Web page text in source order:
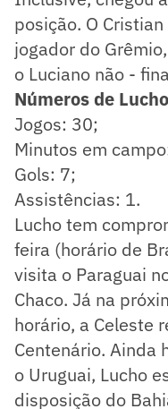
posição. O
jogador do
o Luciano não -
Números de
Jogos: 30;
Minutos em
Gols: 7;
Assistências: 1.
Lucho tem
feira (horário de
visita o Paraguai
Chaco. Já na
horário, a Celeste
Centenário. Ainda
o Uruguai, Lucho
disposição do